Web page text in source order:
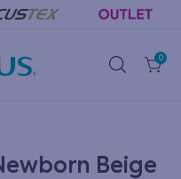
0
Beige